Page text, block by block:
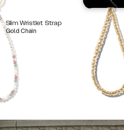
Slim Wristlet Strap
Gold Chain